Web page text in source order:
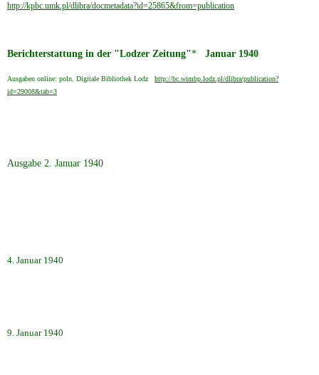
http://kpbc.umk.pl/dlibra/docmetadata?id=25865&from=publication
Berichterstattung in der "Lodzer Zeitung"* Januar 1940
Ausgaben online: poln. Digitale Bibliothek Lodz http://bc.wimbp.lodz.pl/dlibra/publication?
id=29008&tab=3
Ausgabe 2. Januar 1940
4. Januar 1940
9. Januar 1940